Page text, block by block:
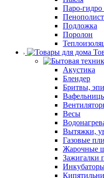
Паро-гидро
Подложка
Поролон
Акустика
Блендер
Бритвы,
Весы
Вытяжки,
Газовые
Жарочные
Зажигалки